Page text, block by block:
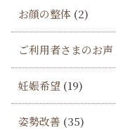
お顔の整体 (2)
ご利用者さまのお声
妊娠希望 (19)
姿勢改善 (35)